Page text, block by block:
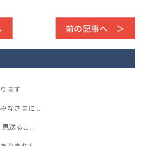
前の記事へ ＞
ます
なさまに...
送るこ...